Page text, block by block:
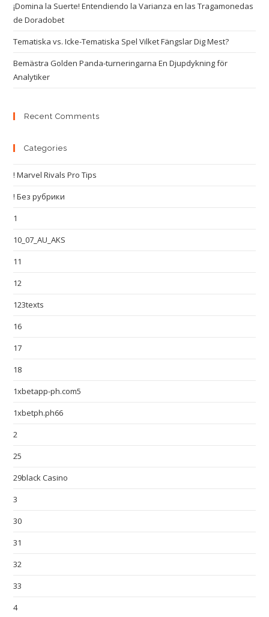
¡Domina la Suerte! Entendiendo la Varianza en las Tragamonedas
de Doradobet
Tematiska vs. Icke-Tematiska Spel Vilket Fängslar Dig Mest?
Bemästra Golden Panda-turneringarna En Djupdykning för
Analytiker
Recent Comments
Categories
! Marvel Rivals Pro Tips
! Без рубрики
1
10_07_AU_AKS
11
12
123texts
16
17
18
1xbetapp-ph.com5
1xbetph.ph66
2
25
29black Casino
3
30
31
32
33
4